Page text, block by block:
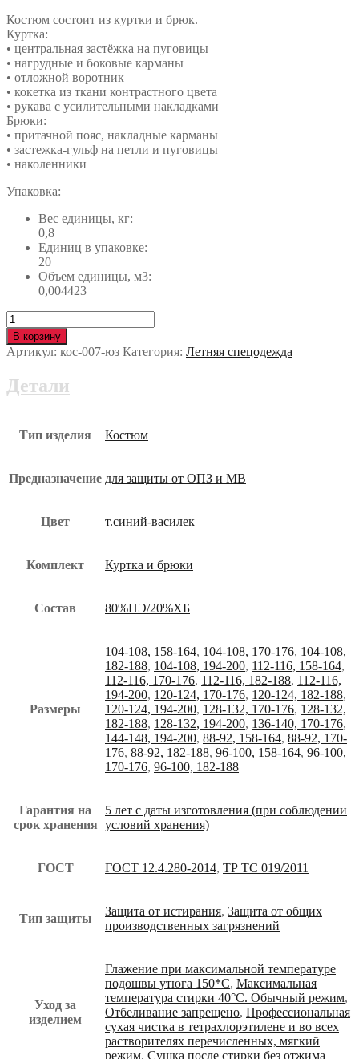
Костюм состоит из куртки и брюк.
Куртка:
• центральная застёжка на пуговицы
• нагрудные и боковые карманы
• отложной воротник
• кокетка из ткани контрастного цвета
• рукава с усилительными накладками
Брюки:
• притачной пояс, накладные карманы
• застежка-гульф на петли и пуговицы
• наколенники
Упаковка:
Вес единицы, кг:
0,8
Единиц в упаковке:
20
Объем единицы, м3:
0,004423
Количество
Костюм
ГРЕТА-2
кос-007-
В корзину
Артикул: кос-007-юз Категория: Летняя спецодежда
Детали
Тип изделия Костюм
Предназначение для защиты от ОПЗ и МВ
Цвет т.синий-василек
Комплект Куртка и брюки
Состав 80%ПЭ/20%ХБ
Размеры
104-108, 158-164, 104-108, 170-176, 104-108,
182-188, 104-108, 194-200, 112-116, 158-164,
112-116, 170-176, 112-116, 182-188, 112-116,
194-200, 120-124, 170-176, 120-124, 182-188,
120-124, 194-200, 128-132, 170-176, 128-132,
182-188, 128-132, 194-200, 136-140, 170-176,
144-148, 194-200, 88-92, 158-164, 88-92, 170-
176, 88-92, 182-188, 96-100, 158-164, 96-100,
170-176, 96-100, 182-188
Гарантия на
срок хранения
5 лет с даты изготовления (при соблюдении
условий хранения)
ГОСТ ГОСТ 12.4.280-2014, ТР ТС 019/2011
Тип защиты
Защита от истирания, Защита от общих
производственных загрязнений
Уход за
изделием
Глажение при максимальной температуре
подошвы утюга 150*С, Максимальная
температура стирки 40°С. Обычный режим,
Отбеливание запрещено, Профессиональная
сухая чистка в тетрахлорэтилене и во всех
растворителях перечисленных, мягкий
режим, Сушка после стирки без отжима